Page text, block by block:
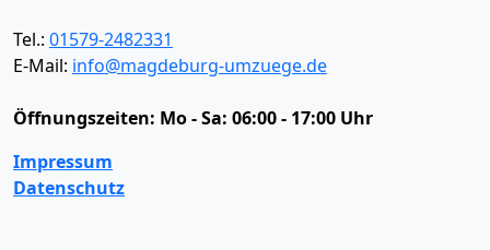
Tel.: 01579-2482331
E-Mail: info@magdeburg-umzuege.de
Öffnungszeiten: Mo - Sa: 06:00 - 17:00 Uhr
Impressum
Datenschutz